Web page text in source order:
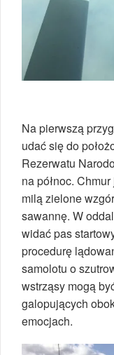
Na pierwszą
udać się do
Rezerwatu
na północ.
milą zielone
sawannę. W
widać pas
procedurę
samolotu o
wstrząsy mogą
galopujących
emocjach.